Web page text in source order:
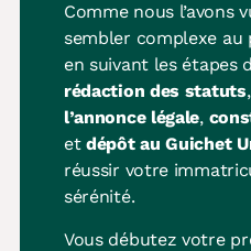
Comme nous l’avons
sembler complexe au
en suivant les étapes
rédaction des statuts,
l’annonce légale,
etdépôt au Guichet
réussir votre
sérénité.
Vous débutez votre